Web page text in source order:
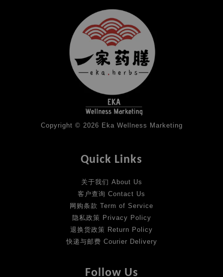
Copyright © 2026 Eka Wellness Marketing
Quick Links
关于我们 About Us
客户查询 Contact Us
网购条款 Term of Service
隐私政策 Privacy Policy
退换货政策 Return Policy
快递与邮费 Courier Delivery
Follow Us